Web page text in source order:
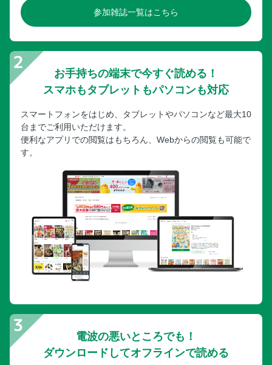
参加雑誌一覧はこちら
お手持ちの端末で今すぐ読める！
スマホもタブレットもパソコンも対応
スマートフォンをはじめ、タブレットやパソコンなど最大10
台までご利用いただけます。
便利なアプリでの閲覧はもちろん、Webからの閲覧も可能で
す。
電波の悪いところでも！
ダウンロードしてオフラインで読める